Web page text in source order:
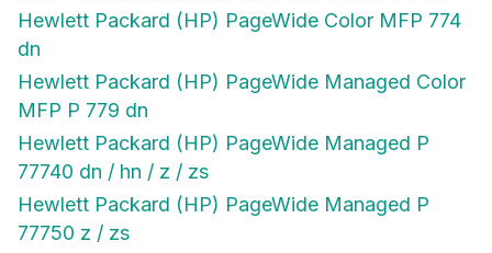
Hewlett Packard (HP) PageWide Color MFP 774
dn
Hewlett Packard (HP) PageWide Managed Color
MFP P 779 dn
Hewlett Packard (HP) PageWide Managed P
77740 dn / hn / z / zs
Hewlett Packard (HP) PageWide Managed P
77750 z / zs